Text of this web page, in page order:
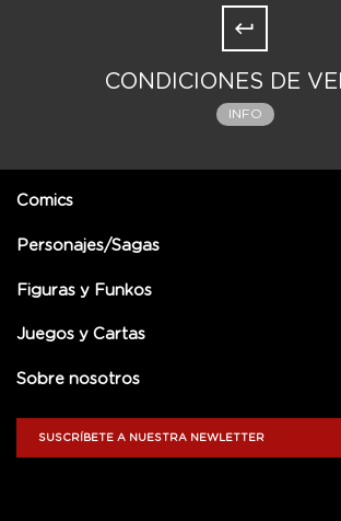
CONDICIONES DE
INFO
Comics
Personajes/Sagas
Figuras y Funkos
Juegos y Cartas
Sobre nosotros
SUSCRÍBETE A NUESTRA NEWLETTER